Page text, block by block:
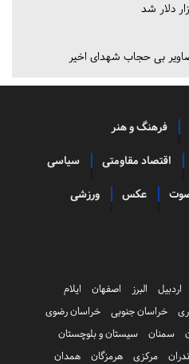
دلار شد
بی حجاب شهدای اخیر
فرهنگ و هنر
اقتصاد مقاومتی سیاسی
صوت عکس ورزشی
اردبیل البرز اصفهان
ایلام
خراسان جنوبی
خراسان رضوی
سمنان
سیستان و بلوچستان
مرکزی هرمزگان همدان